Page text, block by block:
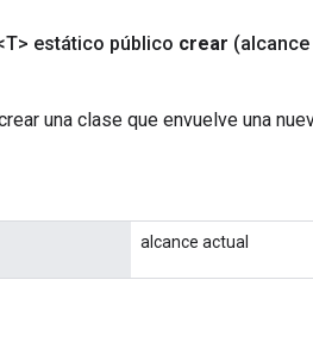
estático público crear (alcance
una clase que envuelve una
alcance actual